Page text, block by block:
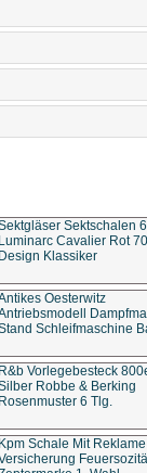
Sektschalen
Luminarc Cavalier Rot
Design Klassiker
Oesterwitz
Schleifmaschine
R&b Vorlegebesteck
Robbe & Berking
Rosenmuster 6 Tlg.
Kpm Schale Mit Reklame